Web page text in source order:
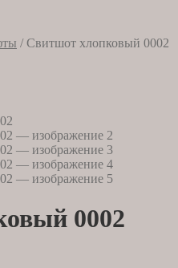
/Свитшот хлопковый 0002
0002